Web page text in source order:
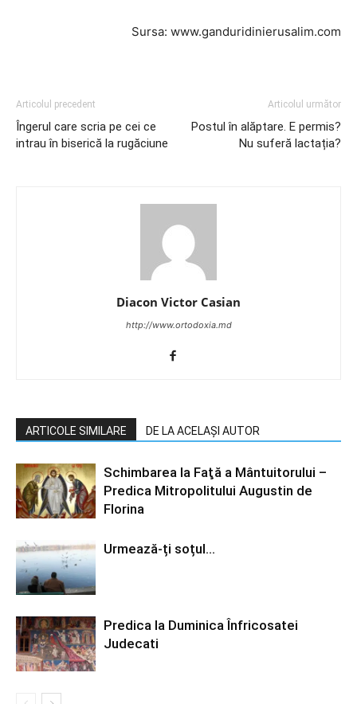
Sursa: www.ganduridinierusalim.com
Articolul precedent
Îngerul care scria pe cei ce
intrau în biserică la rugăciune
Articolul următor
Postul în alăptare. E permis?
Nu suferă lactația?
Diacon Victor Casian
http://www.ortodoxia.md
ARTICOLE SIMILARE DE LA ACELAȘI AUTOR
Schimbarea la Faţă a Mântuitorului –
Predica Mitropolitului Augustin de
Florina
Urmează-ți soțul…
Predica la Duminica Înfricosatei
Judecati